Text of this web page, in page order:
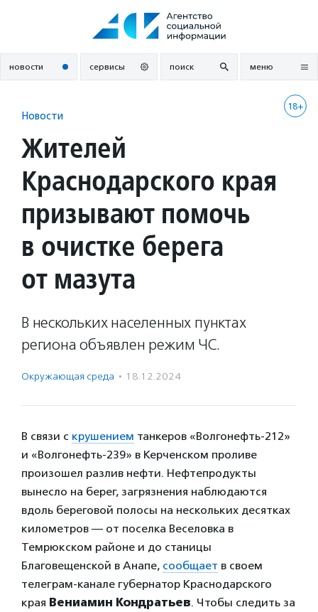
новости сервисы поиск меню
18+
Новости
Жителей
Краснодарского края
призывают помочь
в очистке берега
от мазута
В нескольких населенных пунктах
региона объявлен режим ЧС.
Окружающая среда · 18.12.2024
В связи с крушением танкеров «Волгонефть-212»
и «Волгонефть-239» в Керченском проливе
произошел разлив нефти. Нефтепродукты
вынесло на берег, загрязнения наблюдаются
вдоль береговой полосы на нескольких десятках
километров — от поселка Веселовка в
Темрюкском районе и до станицы
Благовещенской в Анапе, сообщает в своем
телеграм-канале губернатор Краснодарского
края Вениамин Кондратьев. Чтобы следить за